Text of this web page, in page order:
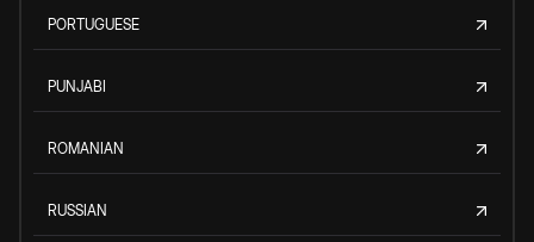
PORTUGUESE
PUNJABI
ROMANIAN
RUSSIAN